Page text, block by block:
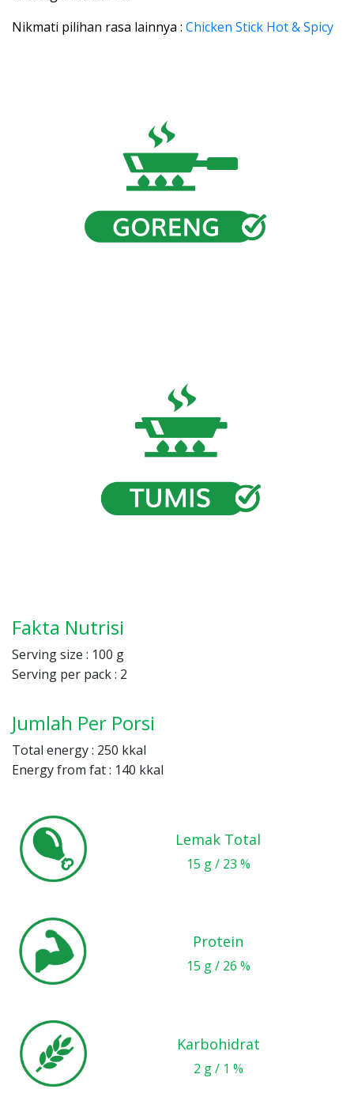
Nikmati pilihan rasa lainnya : Chicken Stick Hot & Spicy
Fakta Nutrisi
Serving size : 100 g
Serving per pack : 2
Jumlah Per Porsi
Total energy : 250 kkal
Energy from fat : 140 kkal
Lemak Total
15 g / 23 %
Protein
15 g / 26 %
Karbohidrat
2 g / 1 %